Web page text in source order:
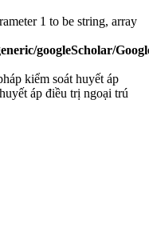
1 to be string, array
googleScholar/
kiểm soát huyết áp
áp điều trị ngoại trú